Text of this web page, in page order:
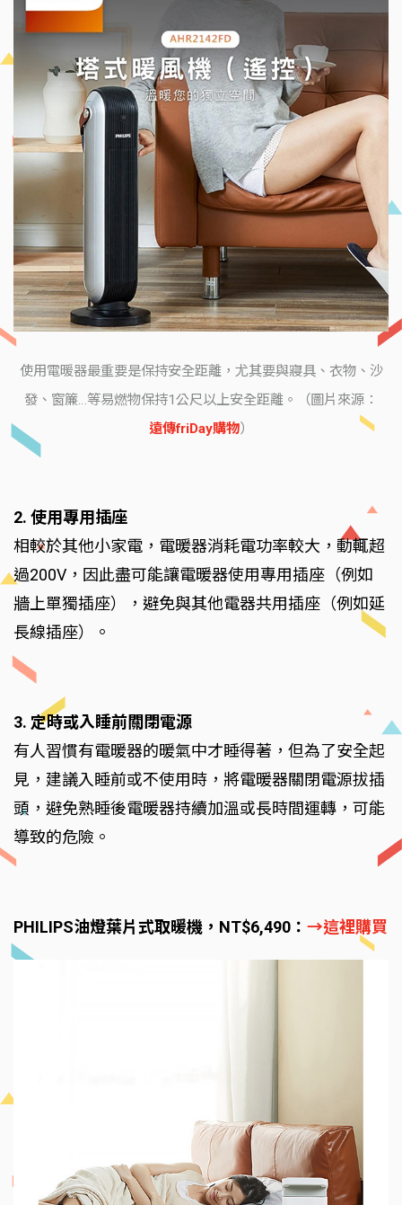
使用電暖器最重要是保持安全距離，尤其要與寢具、衣物、沙
發、窗簾…等易燃物保持1公尺以上安全距離。（圖片來源：
遠傳friDay購物）
2. 使用專用插座
相較於其他小家電，電暖器消耗電功率較大，動輒超
過200V，因此盡可能讓電暖器使用專用插座（例如
牆上單獨插座），避免與其他電器共用插座（例如延
長線插座）。
3. 定時或入睡前關閉電源
有人習慣有電暖器的暖氣中才睡得著，但為了安全起
見，建議入睡前或不使用時，將電暖器關閉電源拔插
頭，避免熟睡後電暖器持續加溫或長時間運轉，可能
導致的危險。
PHILIPS油燈葉片式取暖機，NT$6,490： →這裡購買